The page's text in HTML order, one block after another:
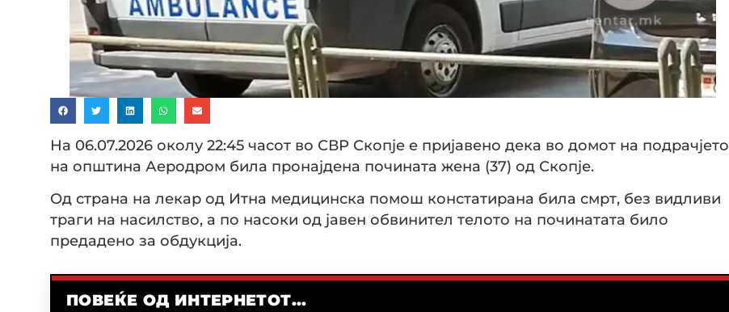
На 06.07.2026 околу 22:45 часот во СВР Скопје е пријавено дека во домот на подрачјето
на општина Аеродром била пронајдена почината жена (37) од Скопје.
Од страна на лекар од Итна медицинска помош констатирана била смрт, без видливи
траги на насилство, а по насоки од јавен обвинител телото на починатата било
предадено за обдукција.
ПОВЕЌЕ ОД ИНТЕРНЕТОТ...